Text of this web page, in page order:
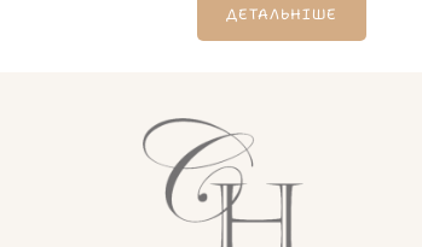
ДЕТАЛЬНІШЕ